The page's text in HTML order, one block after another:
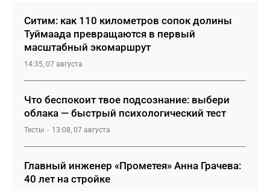
Ситим: как 110 километров сопок долины
Туймаада превращаются в первый
масштабный экомаршрут
14:35, 07 августа
Что беспокоит твое подсознание: выбери
облака — быстрый психологический тест
Тесты 13:08, 07 августа
Главный инженер «Прометея» Анна Грачева:
40 лет на стройке